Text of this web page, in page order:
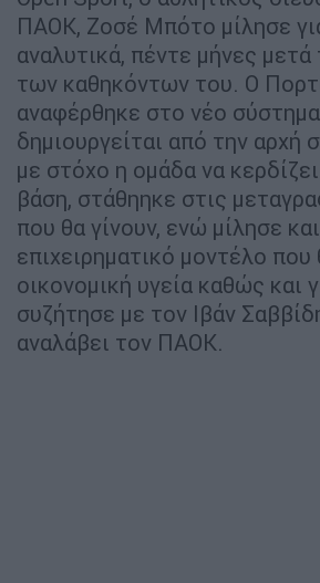
ΠΑΟΚ, Ζοσέ Μπότο μίλησε
αναλυτικά, πέντε μήνες
των καθηκόντων του. Ο
αναφέρθηκε στο νέο
δημιουργείται από την αρχή
με στόχο η ομάδα να
βάση, στάθηηκε στις
που θα γίνουν, ενώ μίλησε
επιχειρηματικό μοντέλο
οικονομική υγεία καθώς και
συζήτησε με τον Ιβάν
αναλάβει τον ΠΑΟΚ.